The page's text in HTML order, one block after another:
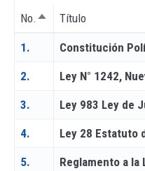
No. Sort descending
Título
1. Constitución
2. Ley N° 1242,
3. Ley 983 Ley de
4. Ley 28 Estatuto
5. Reglamento a la